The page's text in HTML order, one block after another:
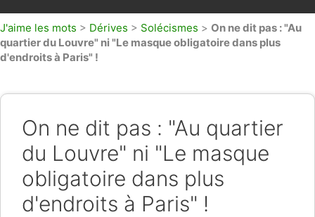
J'aime les mots > Dérives > Solécismes > On ne dit pas : "Au
quartier du Louvre" ni "Le masque obligatoire dans plus
d'endroits à Paris" !
On ne dit pas : "Au quartier
du Louvre" ni "Le masque
obligatoire dans plus
d'endroits à Paris" !